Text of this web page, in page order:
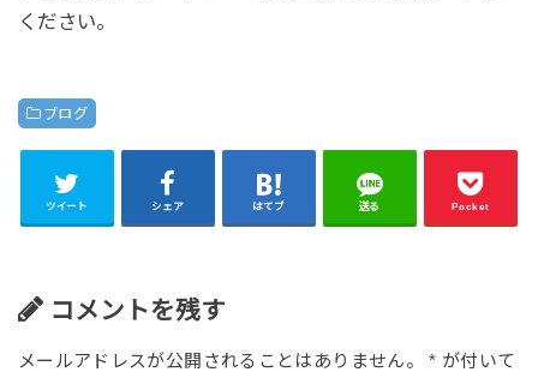
ください。
ブログ
ツイート シェア はてブ 送る Pocket
コメントを残す
メールアドレスが公開されることはありません。 * が付いて